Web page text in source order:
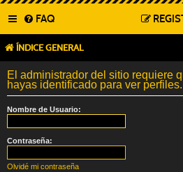
FAQ
ÍNDICE GENERAL
El administrador del sitio requiere
hayas identificado para ver perfiles.
Nombre de Usuario:
Contraseña:
Olvidé mi contraseña